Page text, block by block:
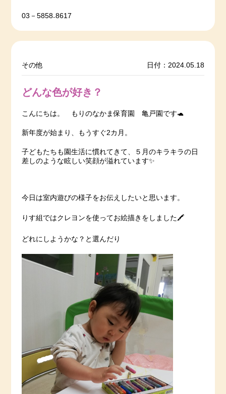
03－5858₋8617
その他 日付：2024.05.18
どんな色が好き？
こんにちは。 もりのなかま保育園 亀戸園です🐢
新年度が始まり、もうすぐ2カ月。
子どもたちも園生活に慣れてきて、５月のキラキラの日
差しのような眩しい笑顔が溢れています✨
今日は室内遊びの様子をお伝えしたいと思います。
りす組ではクレヨンを使ってお絵描きをしました🖍
どれにしようかな？と選んだり